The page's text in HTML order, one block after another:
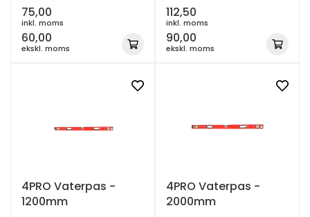
75,00
inkl. moms
60,00
ekskl. moms
112,50
inkl. moms
90,00
ekskl. moms
4PRO Vaterpas -
1200mm
4PRO Vaterpas -
2000mm